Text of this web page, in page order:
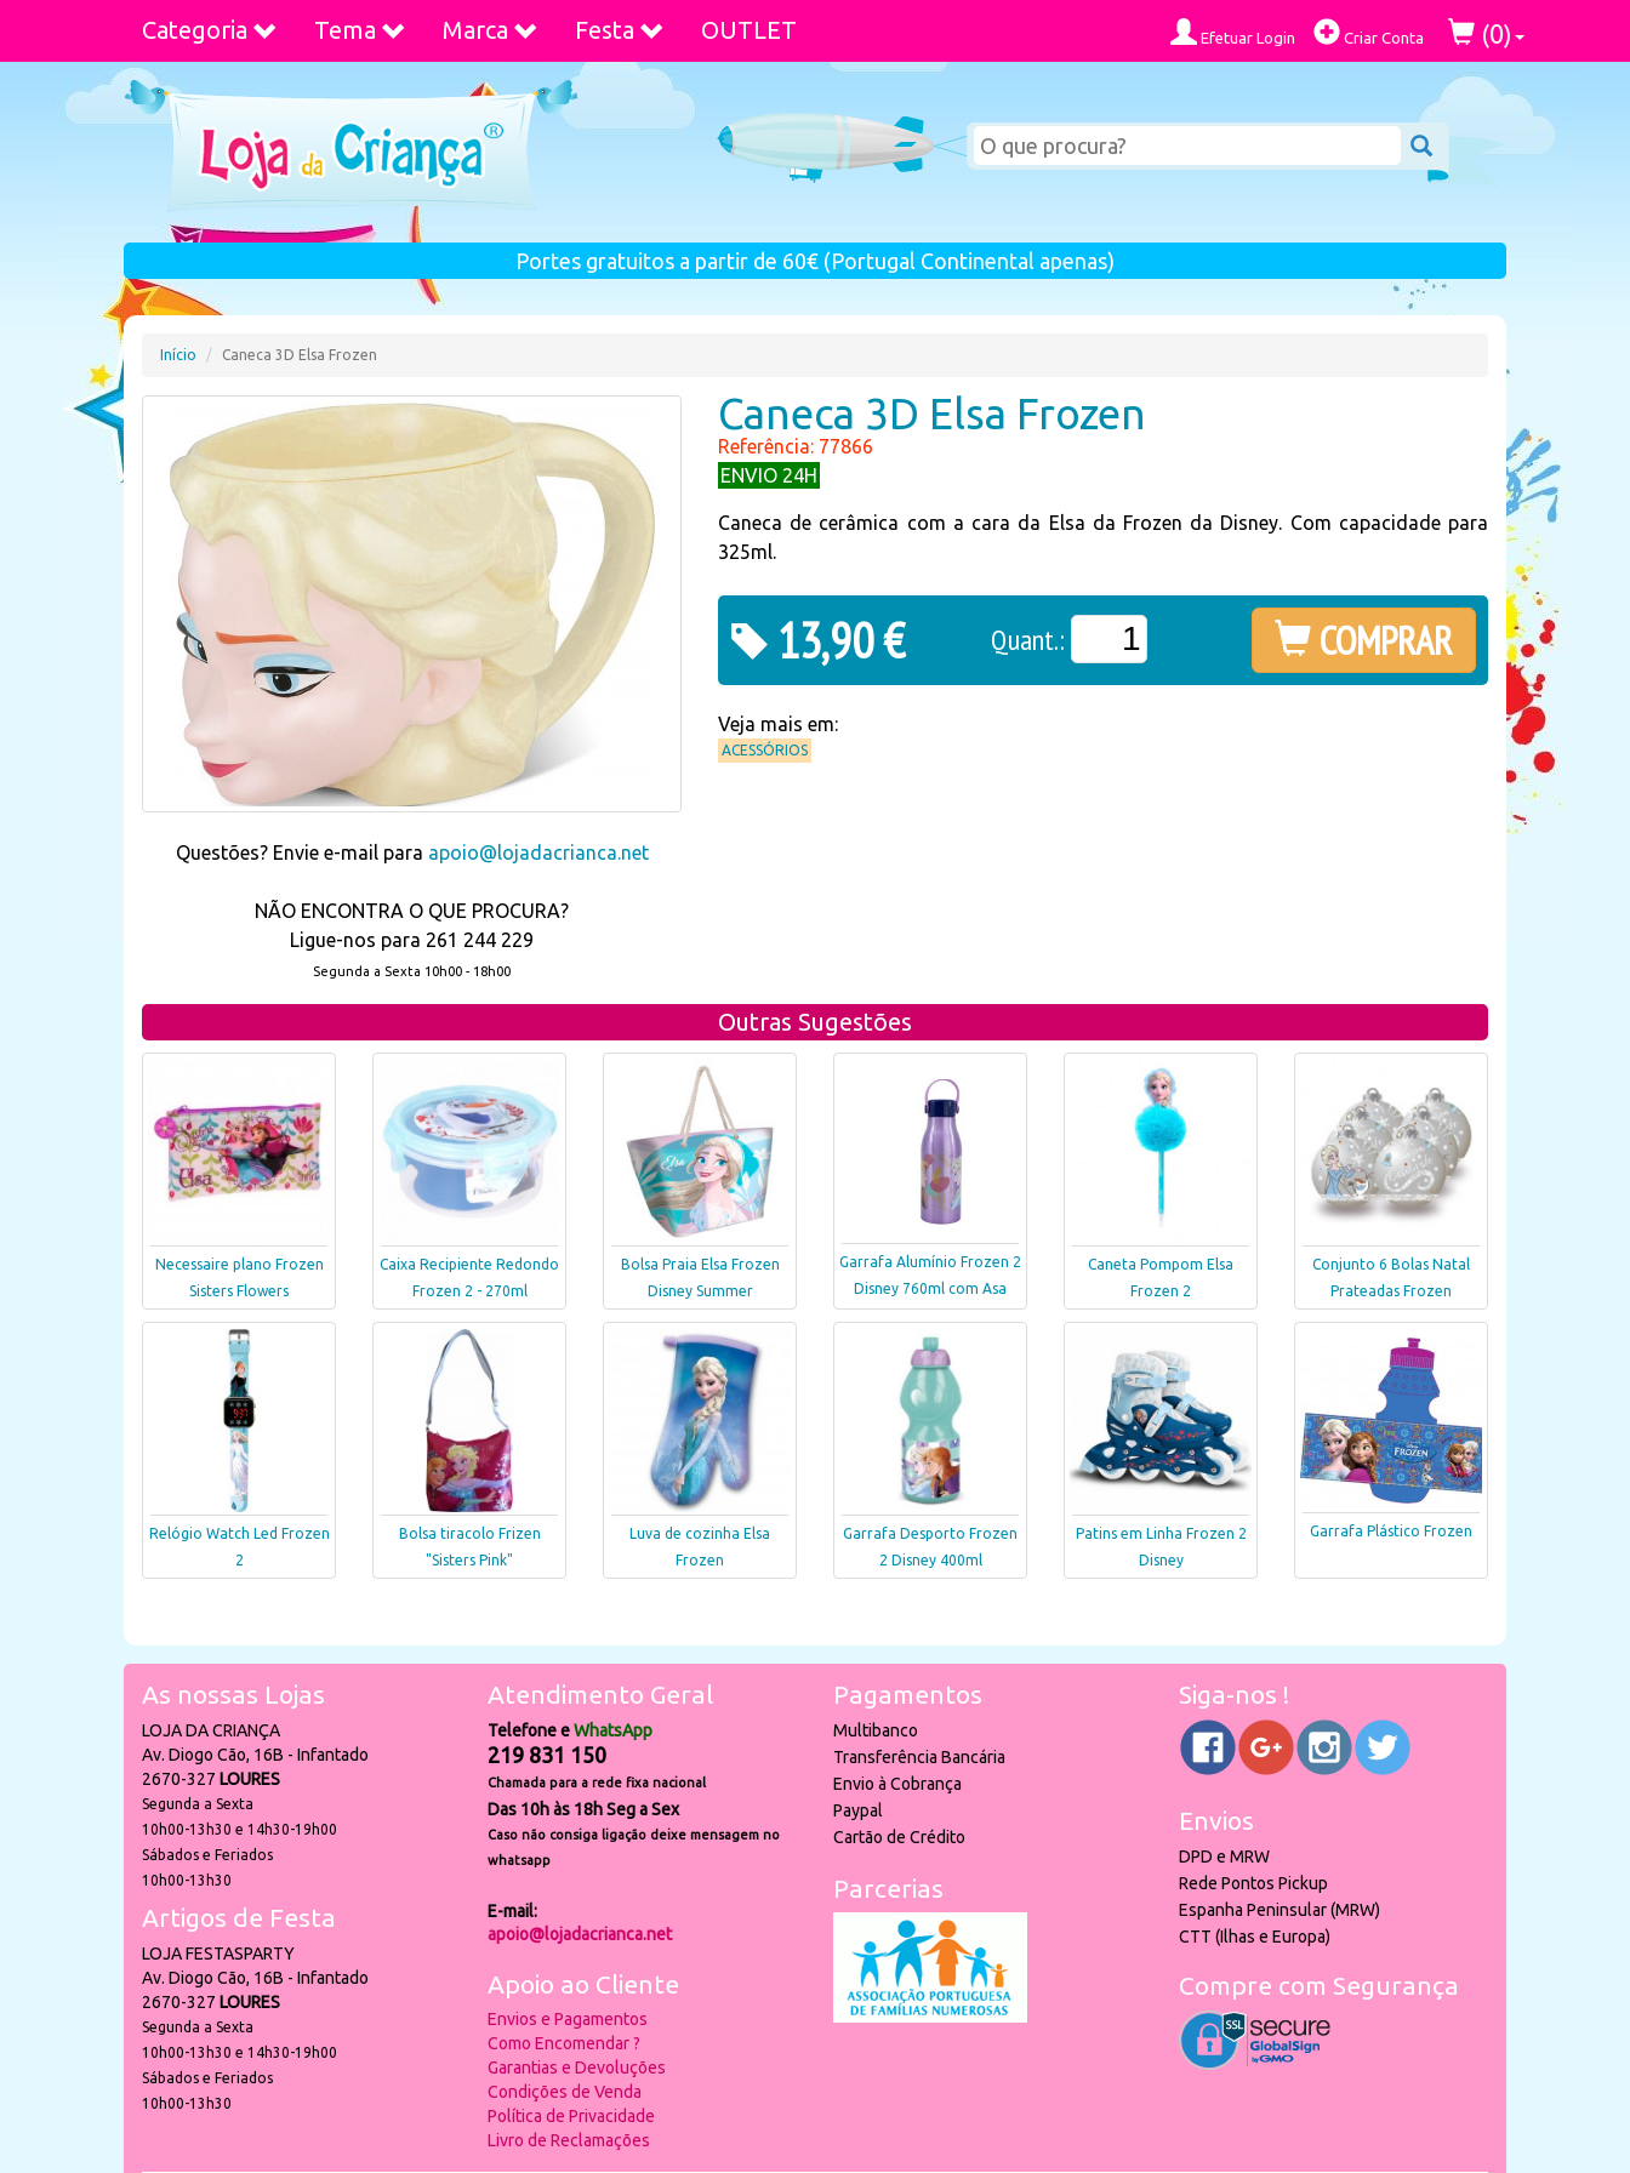
Categoria Tema Marca Festa OUTLET Efetuar Login Criar Conta (0)
Portes gratuitos a partir de 60€ (Portugal Continental apenas)
Início Caneca 3D Elsa Frozen
Questões? Envie e-mail para apoio@lojadacrianca.net
NÃO ENCONTRA O QUE PROCURA?
Ligue-nos para 261 244 229
Segunda a Sexta 10h00 - 18h00
Caneca 3D Elsa Frozen
Referência: 77866
ENVIO 24H
Caneca de cerâmica com a cara da Elsa da Frozen da Disney. Com capacidade para
325ml.
13,90 € Quant.: COMPRAR
Veja mais em:
ACESSÓRIOS
Outras Sugestões
Necessaire plano Frozen
Sisters Flowers
Caixa Recipiente Redondo
Frozen 2 - 270ml
Bolsa Praia Elsa Frozen
Disney Summer
Garrafa Alumínio Frozen 2
Disney 760ml com Asa
Caneta Pompom Elsa
Frozen 2
Conjunto 6 Bolas Natal
Prateadas Frozen
Relógio Watch Led Frozen
2
Bolsa tiracolo Frizen
"Sisters Pink"
Luva de cozinha Elsa
Frozen
Garrafa Desporto Frozen
2 Disney 400ml
Patins em Linha Frozen 2
Disney
Garrafa Plástico Frozen
As nossas Lojas
LOJA DA CRIANÇA
Av. Diogo Cão, 16B - Infantado
2670-327 LOURES
Segunda a Sexta
10h00-13h30 e 14h30-19h00
Sábados e Feriados
10h00-13h30
Artigos de Festa
LOJA FESTASPARTY
Av. Diogo Cão, 16B - Infantado
2670-327 LOURES
Segunda a Sexta
10h00-13h30 e 14h30-19h00
Sábados e Feriados
10h00-13h30
Atendimento Geral
Telefone eWhatsApp
219 831 150
Chamada para a rede fixa nacional
Das 10h às 18h Seg a Sex
Caso não consiga ligação deixe mensagem no
whatsapp
E-mail:
apoio@lojadacrianca.net
Apoio ao Cliente
Envios e Pagamentos
Como Encomendar ?
Garantias e Devoluções
Condições de Venda
Política de Privacidade
Livro de Reclamações
Pagamentos
Multibanco
Transferência Bancária
Envio à Cobrança
Paypal
Cartão de Crédito
Parcerias
Siga-nos !
Envios
DPD e MRW
Rede Pontos Pickup
Espanha Peninsular (MRW)
CTT (Ilhas e Europa)
Compre com Segurança